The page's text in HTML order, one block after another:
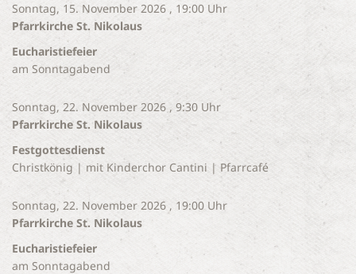
Sonntag, 15. November 2026 , 19:00 Uhr
Pfarrkirche St. Nikolaus
Eucharistiefeier
am Sonntagabend
Sonntag, 22. November 2026 , 9:30 Uhr
Pfarrkirche St. Nikolaus
Festgottesdienst
Christkönig | mit Kinderchor Cantini | Pfarrcafé
Sonntag, 22. November 2026 , 19:00 Uhr
Pfarrkirche St. Nikolaus
Eucharistiefeier
am Sonntagabend